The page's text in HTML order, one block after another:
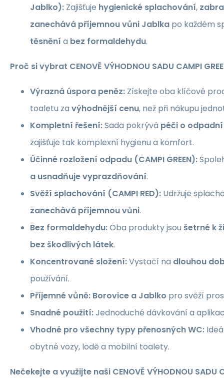
Jablko): Zajišťuje hygienické splachování,
zanechává příjemnou vůni Jablka po každém
těsnění a bez formaldehydu.
Proč si vybrat CENOVĚ VÝHODNOU SADU CAMPI
Výrazná úspora peněz: Získejte oba klíčové
toaletu za výhodnější cenu, než při nákupu
Kompletní řešení:Sada pokrývá péči o
zajišťuje tak komplexní hygienu a komfort.
Účinné rozložení odpadu (CAMPI GREEN):
a usnadňuje vyprazdňování.
Svěží splachování (CAMPI RED): Udržuje
zanechává příjemnou vůni.
Bez formaldehydu:Oba produkty jsou šetrné k
bez škodlivých látek.
Koncentrované složení:Vystačí na dlouhou
používání.
Příjemné vůně: Borovice a Jablko pro svěží
Snadné použití:Jednoduché dávkování a
Vhodné pro všechny typy přenosných WC:
obytné vozy, lodě a mobilní toalety.
Nečekejte a využijte naši CENOVĚ VÝHODNOU SADU